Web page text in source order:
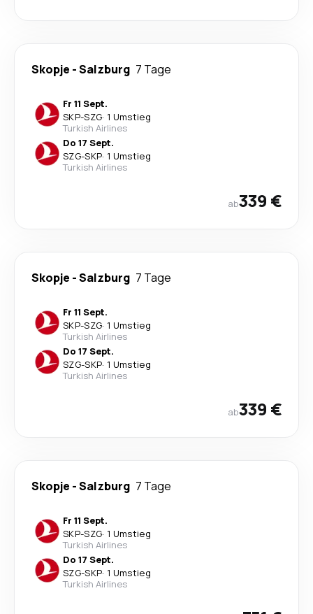
Skopje -Salzburg 7 Tage
Fr 11 Sept.
SKP-SZG· 1 Umstieg
Turkish Airlines
Do 17 Sept.
SZG-SKP· 1 Umstieg
Turkish Airlines
ab339 €
Skopje -Salzburg 7 Tage
Fr 11 Sept.
SKP-SZG· 1 Umstieg
Turkish Airlines
Do 17 Sept.
SZG-SKP· 1 Umstieg
Turkish Airlines
ab339 €
Skopje -Salzburg 7 Tage
Fr 11 Sept.
SKP-SZG· 1 Umstieg
Turkish Airlines
Do 17 Sept.
SZG-SKP· 1 Umstieg
Turkish Airlines